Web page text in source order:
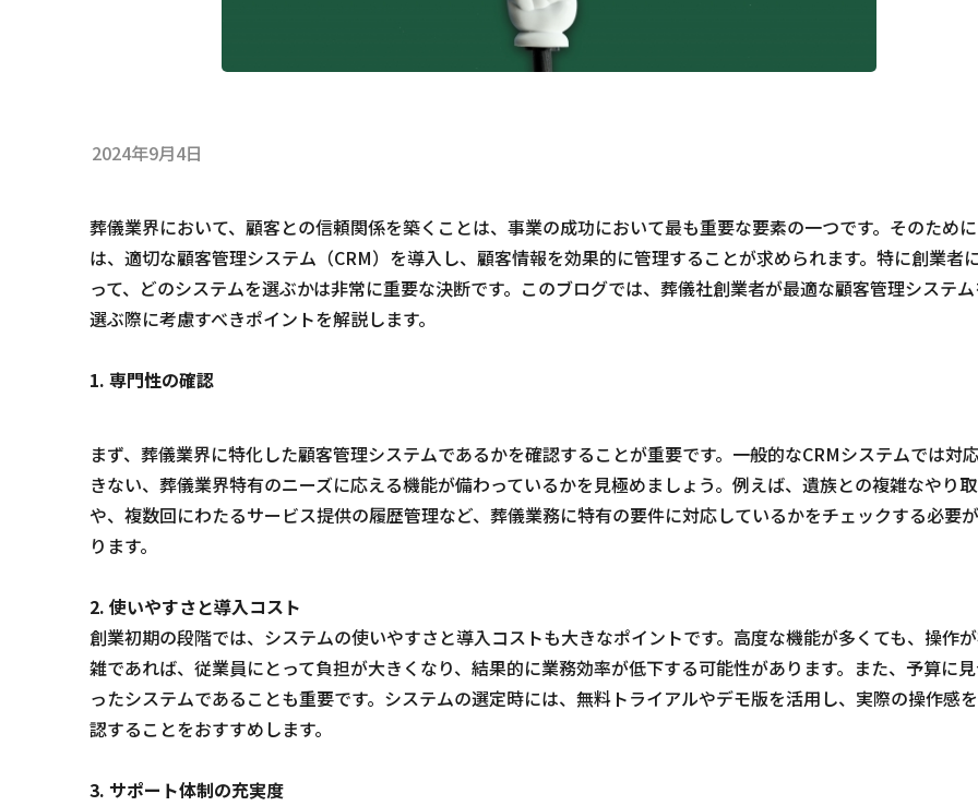
2024年9月4日
葬儀業界において、顧客との信頼関係を築くことは、事業の成功において最も重要な要素の一つです。そのために
は、適切な顧客管理システム（CRM）を導入し、顧客情報を効果的に管理することが求められます。特に創業者
って、どのシステムを選ぶかは非常に重要な決断です。このブログでは、葬儀社創業者が最適な顧客管理システ
選ぶ際に考慮すべきポイントを解説します。
1. 専門性の確認
まず、葬儀業界に特化した顧客管理システムであるかを確認することが重要です。一般的なCRMシステムでは対
きない、葬儀業界特有のニーズに応える機能が備わっているかを見極めましょう。例えば、遺族との複雑なやり
や、複数回にわたるサービス提供の履歴管理など、葬儀業務に特有の要件に対応しているかをチェックする必要
ります。
2. 使いやすさと導入コスト
創業初期の段階では、システムの使いやすさと導入コストも大きなポイントです。高度な機能が多くても、操作
雑であれば、従業員にとって負担が大きくなり、結果的に業務効率が低下する可能性があります。また、予算に
ったシステムであることも重要です。システムの選定時には、無料トライアルやデモ版を活用し、実際の操作感
認することをおすすめします。
3. サポート体制の充実度